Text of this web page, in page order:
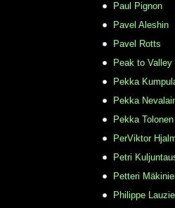
Paul Pignon
Pavel Aleshin
Pavel Rotts
Peak to Valley
Pekka
Pekka
Pekka Tolonen
PerViktor
Petri
Petteri
Philippe